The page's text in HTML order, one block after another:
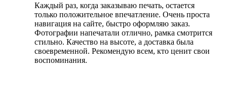
Каждый раз, когда заказываю печать, остается
только положительное впечатление. Очень проста
навигация на сайте, быстро оформляю заказ.
Фотографии напечатали отлично, рамка смотрится
стильно. Качество на высоте, а доставка была
своевременной. Рекомендую всем, кто ценит свои
воспоминания.